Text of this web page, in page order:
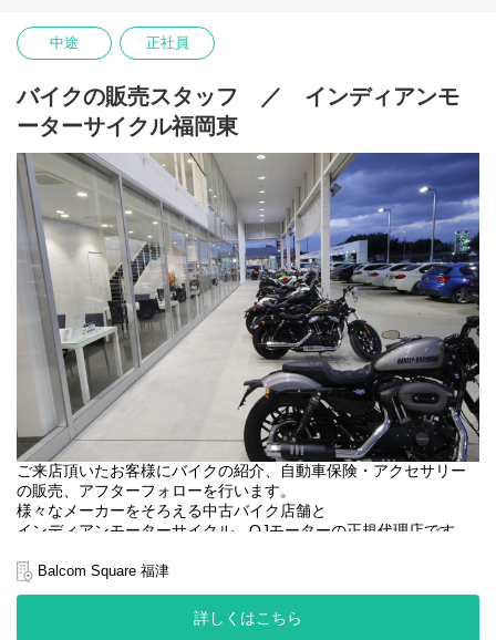
7名。
皆で協力できるアットホームはお店です。
★Point★
◎入社後の研修
ついて3か月間のOJTを行います。
◎キャリアステップ
本人の習熟度や実績、周囲とのかかわり方など、
それぞれのキャリアステージに応じて上長がチェックし、
推薦した場合に次のステージにチャレンジできます。
中途 正社員
バイクの販売スタッフ ／ インディアンモ
ーターサイクル福岡東
ご来店頂いたお客様にバイクの紹介、自動車保険・アクセサリー
の販売、アフターフォローを行います。
様々なメーカーをそろえる中古バイク店舗と
インディアンモーターサイクル、QJモーターの正規代理店です。
＼女性セールス活躍中／
必要なのはバイクへの興味と好奇心！
未経験から活躍しているスタッフがたくさんいます。
一緒に働くのは20～40代のバイク好きなスタッフ。
Balcom Square 福津
詳しくはこちら